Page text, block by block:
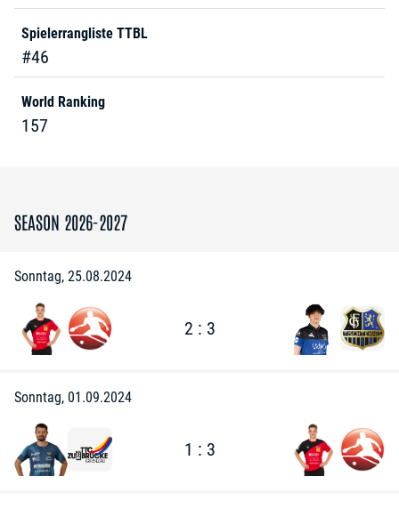
Spielerrangliste TTBL
#46
World Ranking
157
SEASON 2026-2027
Sonntag, 25.08.2024
2 : 3
Sonntag, 01.09.2024
1 : 3